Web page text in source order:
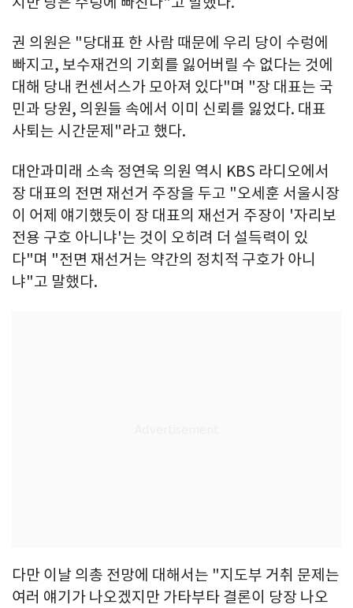
권 의원은 "당대표 한 사람 때문에 우리 당이 수렁에
빠지고, 보수재건의 기회를 잃어버릴 수 없다는 것에
대해 당내 컨센서스가 모아져 있다"며 "장 대표는 국
민과 당원, 의원들 속에서 이미 신뢰를 잃었다. 대표
사퇴는 시간문제"라고 했다.
대안과미래 소속 정연욱 의원 역시 KBS 라디오에서
장 대표의 전면 재선거 주장을 두고 "오세훈 서울시장
이 어제 얘기했듯이 장 대표의 재선거 주장이 '자리보
전용 구호 아니냐'는 것이 오히려 더 설득력이 있
다"며 "전면 재선거는 약간의 정치적 구호가 아니
냐"고 말했다.
다만 이날 의총 전망에 대해서는 "지도부 거취 문제는
여러 얘기가 나오겠지만 가타부타 결론이 당장 나오